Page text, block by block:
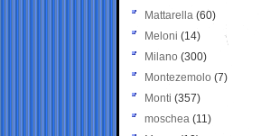
Mattarella (60)
Meloni (14)
Milano (300)
Montezemolo (7)
Monti (357)
moschea (11)